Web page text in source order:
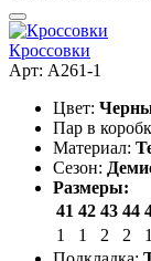
Кроссовки
Арт: A261-1
Цвет:
Пар в
Материал:
Сезон:
Размеры:
41 42 43 44
1
1 2 2 1